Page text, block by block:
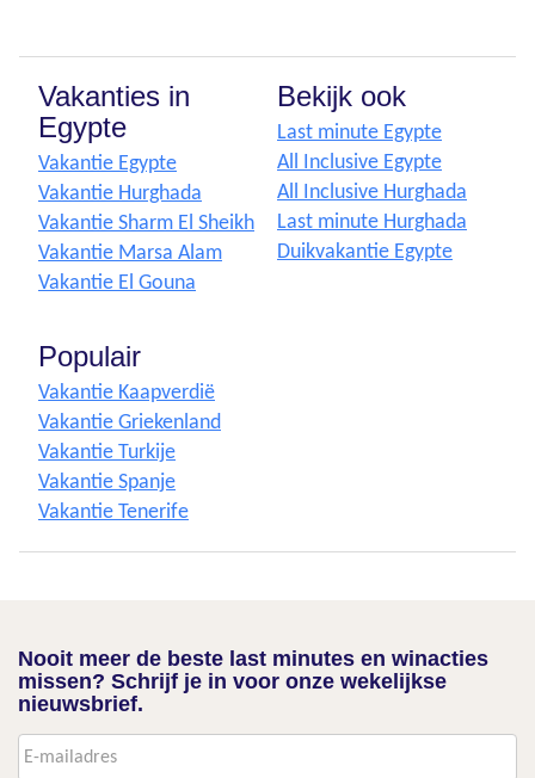
Vakanties in
Egypte
Vakantie Egypte
Vakantie Hurghada
Vakantie Sharm El Sheikh
Vakantie Marsa Alam
Vakantie El Gouna
Bekijk ook
Last minute Egypte
All Inclusive Egypte
All Inclusive Hurghada
Last minute Hurghada
Duikvakantie Egypte
Populair
Vakantie Kaapverdië
Vakantie Griekenland
Vakantie Turkije
Vakantie Spanje
Vakantie Tenerife
Nooit meer de beste last minutes en winacties
missen? Schrijf je in voor onze wekelijkse
nieuwsbrief.